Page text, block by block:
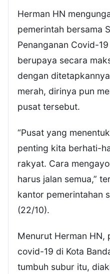
Herman HN
pemerintah bersama
Penanganan Covid-
berupaya secara
dengan
merah, dirinya pun
pusat tersebut.
“Pusat yang
penting kita berhati-
rakyat. Cara
harus jalan semua,”
kantor pemerintahan
(22/10).
Menurut Herman HN,
covid-19 di Kota
tumbuh subur itu,